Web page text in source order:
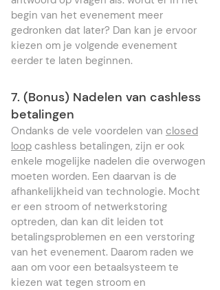
begin van het evenement meer
gedronken dat later? Dan kan je ervoor
kiezen om je volgende evenement
eerder te laten beginnen.
7. (Bonus) Nadelen van cashless
betalingen
Ondanks de vele voordelen van closed
loop cashless betalingen, zijn er ook
enkele mogelijke nadelen die overwogen
moeten worden. Een daarvan is de
afhankelijkheid van technologie. Mocht
er een stroom of netwerkstoring
optreden, dan kan dit leiden tot
betalingsproblemen en een verstoring
van het evenement. Daarom raden we
aan om voor een betaalsysteem te
kiezen wat tegen stroom en